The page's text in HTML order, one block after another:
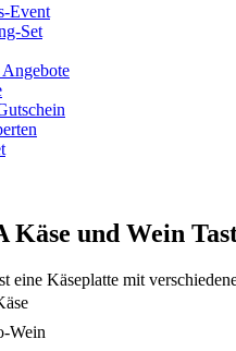
Event
Set
Käse und Wein
Wein